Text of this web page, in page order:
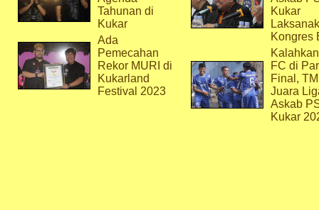
Tahunan di
Kukar
Ada
Pemecahan
Rekor MURI di
Kukarland
Festival 2023
Kukar
Kongres
FC di
Final,
Juara
Askab
Kukar